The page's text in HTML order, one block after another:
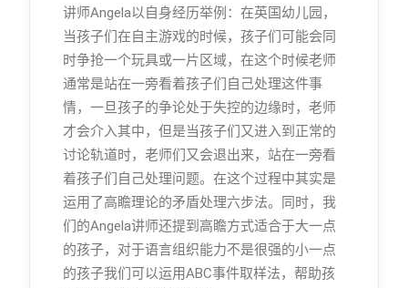
讲师Angela以自身经历举例：在英国幼儿园，
当孩子们在自主游戏的时候，孩子们可能会同
时争抢一个玩具或一片区域，在这个时候老师
通常是站在一旁看着孩子们自己处理这件事
情，一旦孩子的争论处于失控的边缘时，老师
才会介入其中，但是当孩子们又进入到正常的
讨论轨道时，老师们又会退出来，站在一旁看
着孩子们自己处理问题。在这个过程中其实是
运用了高瞻理论的矛盾处理六步法。同时，我
们的Angela讲师还提到高瞻方式适合于大一点
的孩子，对于语言组织能力不是很强的小一点
的孩子我们可以运用ABC事件取样法，帮助孩